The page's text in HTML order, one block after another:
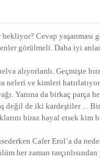
Cevap yaşanması
görülmeli. Daha iyi
alıyorlardı. Geçmişte
ve kimleri
Yanına da birkaç
değil de iki kardeştiler…
biraz hayal etsek kim
Cafer Erol’a da
her zaman